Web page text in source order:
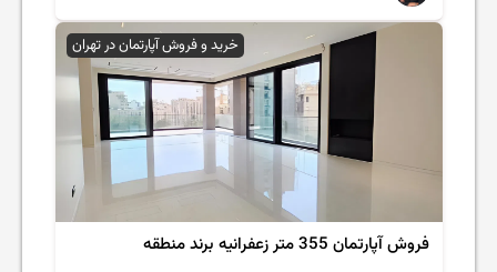
خرید و فروش آپارتمان در تهران
فروش آپارتمان 355 متر زعفرانیه برند منطقه